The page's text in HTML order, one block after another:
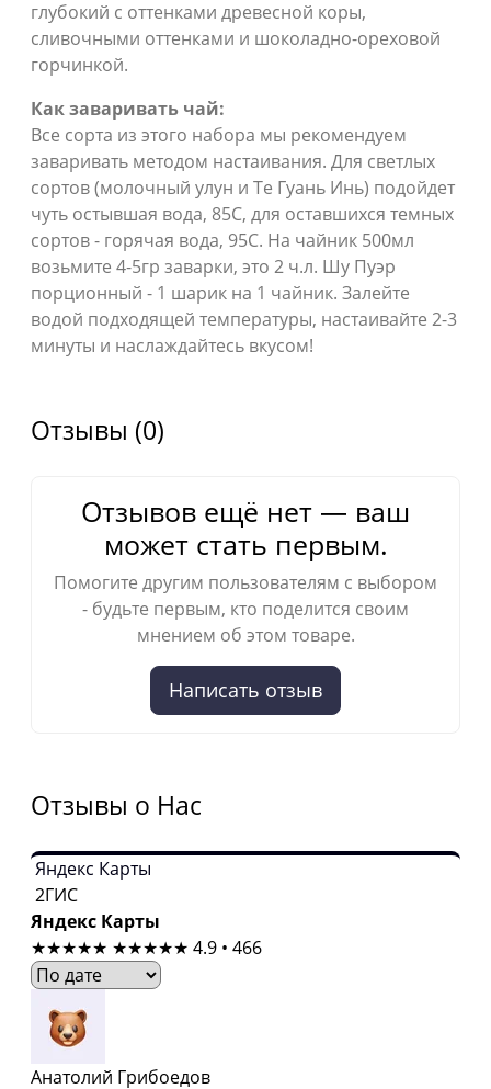
глубокий с оттенками древесной коры,
сливочными оттенками и шоколадно-ореховой
горчинкой.
Как заваривать чай:
Все сорта из этого набора мы рекомендуем
заваривать методом настаивания. Для светлых
сортов (молочный улун и Те Гуань Инь) подойдет
чуть остывшая вода, 85С, для оставшихся темных
сортов - горячая вода, 95С. На чайник 500мл
возьмите 4-5гр заварки, это 2 ч.л. Шу Пуэр
порционный - 1 шарик на 1 чайник. Залейте
водой подходящей температуры, настаивайте 2-3
минуты и наслаждайтесь вкусом!
Отзывы (0)
Отзывов ещё нет — ваш
может стать первым.
Помогите другим пользователям с выбором
- будьте первым, кто поделится своим
мнением об этом товаре.
Написать отзыв
Отзывы о Нас
Яндекс Карты
2ГИС
Яндекс Карты
★★★★★ ★★★★★ 4.9 • 466
Анатолий Грибоедов